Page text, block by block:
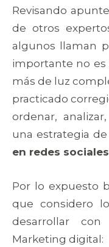
Revisando
de otros
algunos llaman
importante no es
más de luz
practicado
ordenar,
una estrategia
en redes sociales
Por lo expuesto
que considero
desarrollar
Marketing digital: